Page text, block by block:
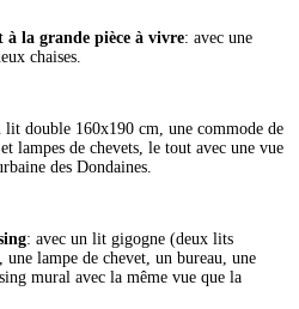
la grande pièce à vivre: avec une
chaises.
lit double 160x190 cm, une commode de
lampes de chevets, le tout avec une vue
des Dondaines.
: avec un lit gigogne (deux lits
lampe de chevet, un bureau, une
mural avec la même vue que la